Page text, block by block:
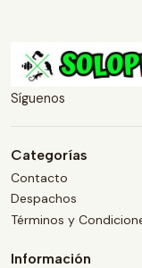
Síguenos
Categorías
Contacto
Despachos
Términos y
Información